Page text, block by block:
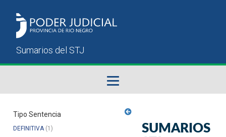
Sumarios del STJ
Tipo Sentencia
DEFINITIVA(1)
SUMARIOS